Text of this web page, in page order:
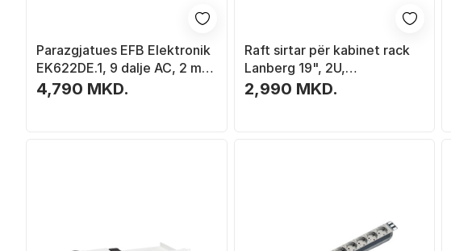
Parazgjatues EFB Elektronik
EK622DE.1, 9 dalje AC, 2 m, i
zi
4,790 MKD.
Raft sirtar për kabinet rack
Lanberg 19", 2U,
483x360mm, 90kg, gri
2,990 MKD.